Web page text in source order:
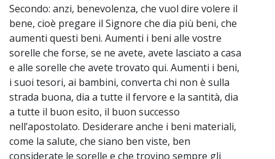
Secondo: anzi, benevolenza, che vuol dire volere il
bene, cioè pregare il Signore che dia più beni, che
aumenti questi beni. Aumenti i beni alle vostre
sorelle che forse, se ne avete, avete lasciato a casa
e alle sorelle che avete trovato qui. Aumenti i beni,
i suoi tesori, ai bambini, converta chi non è sulla
strada buona, dia a tutte il fervore e la santità, dia
a tutte il buon esito, il buon successo
nell’apostolato. Desiderare anche i beni materiali,
come la salute, che siano ben viste, ben
considerate le sorelle e che trovino sempre gli